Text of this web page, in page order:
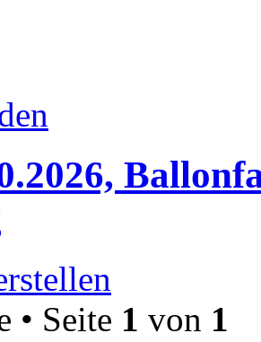
• Seite 1 von 1